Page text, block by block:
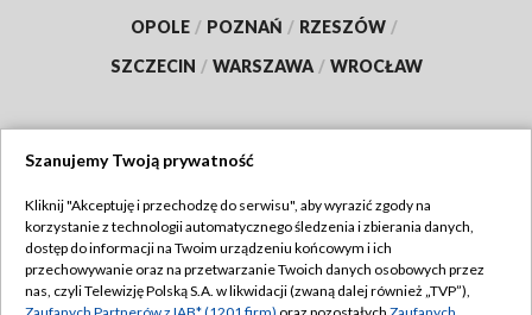
OPOLE / POZNAŃ / RZESZÓW /
SZCZECIN / WARSZAWA / WROCŁAW
TVP
Abonament TVP
Emisja w TVP
Regulamin TVP
Szanujemy Twoją prywatność
Kliknij "Akceptuję i przechodzę do serwisu", aby wyrazić zgody na
korzystanie z technologii automatycznego śledzenia i zbierania danych,
dostęp do informacji na Twoim urządzeniu końcowym i ich
przechowywanie oraz na przetwarzanie Twoich danych osobowych przez
nas, czyli Telewizję Polską S.A. w likwidacji (zwaną dalej również „TVP”),